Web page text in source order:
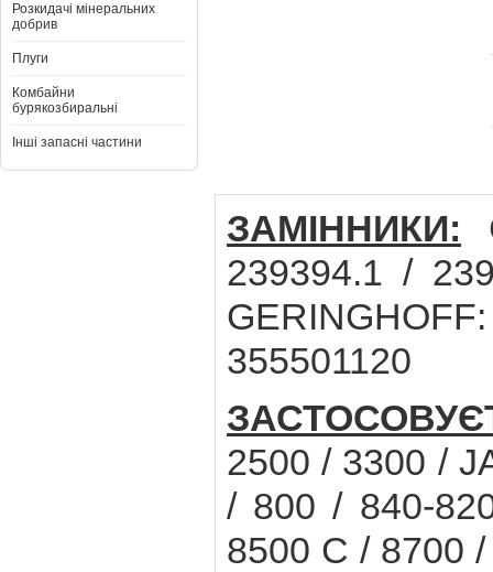
Розкидачі мінеральних
добрив
Плуги
Комбайни
бурякозбиральні
Інші запасні частини
ЗАМІННИКИ:
239394.1 /
355501120
2500 / 3300 /
/ 800 / 840-
8500 C / 8700